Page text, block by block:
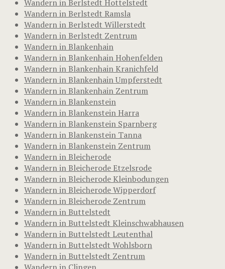
Wandern in Berlstedt Hottelstedt
Wandern in Berlstedt Ramsla
Wandern in Berlstedt Willerstedt
Wandern in Berlstedt Zentrum
Wandern in Blankenhain
Wandern in Blankenhain Hohenfelden
Wandern in Blankenhain Kranichfeld
Wandern in Blankenhain Umpferstedt
Wandern in Blankenhain Zentrum
Wandern in Blankenstein
Wandern in Blankenstein Harra
Wandern in Blankenstein Sparnberg
Wandern in Blankenstein Tanna
Wandern in Blankenstein Zentrum
Wandern in Bleicherode
Wandern in Bleicherode Etzelsrode
Wandern in Bleicherode Kleinbodungen
Wandern in Bleicherode Wipperdorf
Wandern in Bleicherode Zentrum
Wandern in Buttelstedt
Wandern in Buttelstedt Kleinschwabhausen
Wandern in Buttelstedt Leutenthal
Wandern in Buttelstedt Wohlsborn
Wandern in Buttelstedt Zentrum